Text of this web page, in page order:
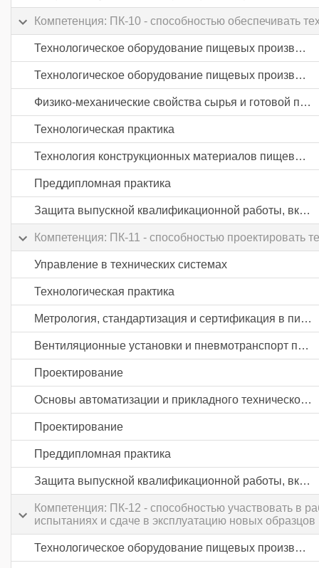
Компетенция: ПК-10 - способностью обеспечивать
Технологическое оборудование пищевых производств
Технологическое оборудование пищевых производств
Физико-механические свойства сырья и готовой продукции пищевых производств
Технологическая практика
Технология конструкционных материалов пищевых производств
Преддипломная практика
Защита выпускной квалификационной работы, включая подготовку к процедуре защиты и процедуру защиты
Компетенция: ПК-11 - способностью проектировать
Управление в технических системах
Технологическая практика
Метрология, стандартизация и сертификация в пищевом машиностроении
Вентиляционные установки и пневмотранспорт предприятий пищевой промышленности
Проектирование
Основы автоматизации и прикладного технического программного обеспечения предприятий пищевой промышленности
Проектирование
Преддипломная практика
Защита выпускной квалификационной работы, включая подготовку к процедуре защиты и процедуру защиты
Компетенция: ПК-12 - способностью участвовать в
испытаниях и сдаче в эксплуатацию новых
Технологическое оборудование пищевых производств